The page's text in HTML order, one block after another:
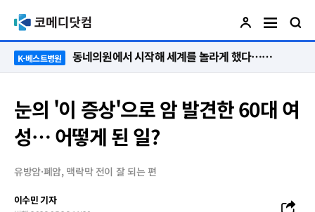
K-베스트병원 “절대 먼저 말하지 않아요. 대신 먼저 듣습니다”
눈의 '이 증상'으로 암 발견한 60대 여
성… 어떻게 된 일?
유방암·폐암, 맥락막 전이 잘 되는 편
이수민 기자